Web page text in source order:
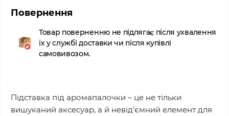
Повернення
Товар поверненню не підлягає після ухвалення
їх у службі доставки чи після купівлі
самовивозом.
Підставка під аромапалочки – це не тільки
вишуканий аксесуар, а й невід'ємний елемент для